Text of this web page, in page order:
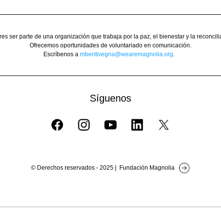
ser parte de una organización que trabaja por la paz, el bienestar y la
Ofrecemos oportunidades de voluntariado en comunicación.
Escríbenos a mbentivegna@wearemagnolia.org.
Síguenos
© Derechos reservados - 2025 |  Fundación Magnolia